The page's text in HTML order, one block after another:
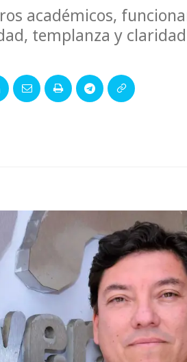
académicos,
templanza y